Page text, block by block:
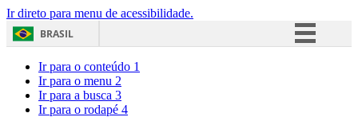
Ir direto para menu de acessibilidade.
BRASIL
Ir para o conteúdo 1
Ir para o menu 2
Ir para a busca 3
Ir para o rodapé 4